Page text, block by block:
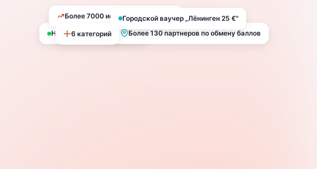
Новый купон использованБолее 130 партнеров по обмену баллов
Более 7000 использований в годГородской ваучер „Лёнинген 25 €"
6 категорий